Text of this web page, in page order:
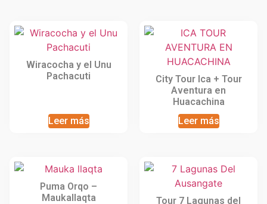
Wiracocha y el Unu
Pachacuti
Leer más
City Tour Ica + Tour
Aventura en
Huacachina
Leer más
Puma Orqo –
Maukallaqta
Tour 7 Lagunas del